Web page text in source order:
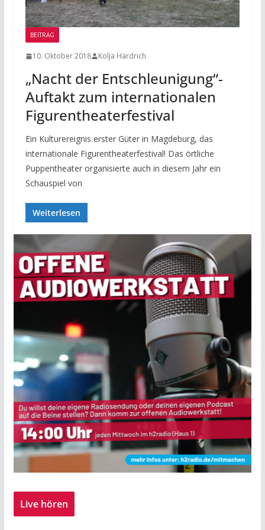
BEITRAG
10. Oktober 2018 Kolja Härdrich
„Nacht der Entschleunigung“-
Auftakt zum internationalen
Figurentheaterfestival
Ein Kulturereignis erster Güter in Magdeburg, das
internationale Figurentheaterfestival! Das örtliche
Puppentheater organisierte auch in diesem Jahr ein
Schauspiel von
Weiterlesen
Live hören